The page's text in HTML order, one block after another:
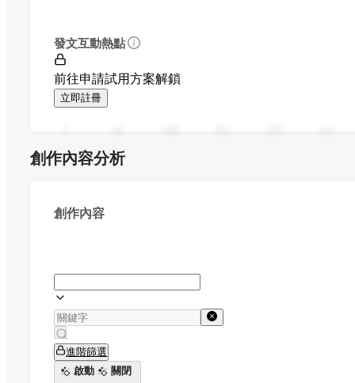
發文互動熱點
前往申請試用方案解鎖
立即註冊
創作內容分析
創作內容
進階篩選
啟動
關閉